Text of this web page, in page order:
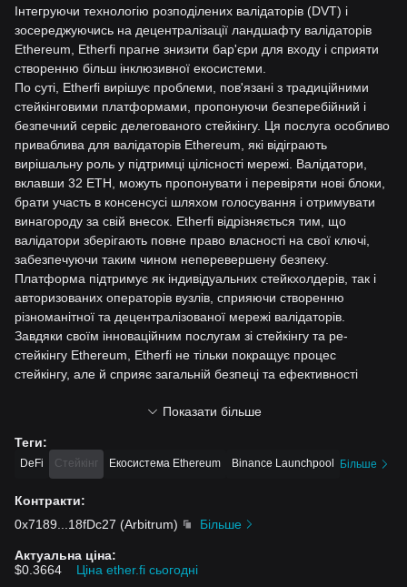
Інтегруючи технологію розподілених валідаторів (DVT) і
зосереджуючись на децентралізації ландшафту валідаторів
Ethereum, Etherfi прагне знизити бар'єри для входу і сприяти
створенню більш інклюзивної екосистеми.
По суті, Etherfi вирішує проблеми, пов'язані з традиційними
стейкінговими платформами, пропонуючи безперебійний і
безпечний сервіс делегованого стейкінгу. Ця послуга особливо
приваблива для валідаторів Ethereum, які відіграють
вирішальну роль у підтримці цілісності мережі. Валідатори,
вклавши 32 ETH, можуть пропонувати і перевіряти нові блоки,
брати участь в консенсусі шляхом голосування і отримувати
винагороду за свій внесок. Etherfi відрізняється тим, що
валідатори зберігають повне право власності на свої ключі,
забезпечуючи таким чином неперевершену безпеку.
Платформа підтримує як індивідуальних стейкхолдерів, так і
авторизованих операторів вузлів, сприяючи створенню
різноманітної та децентралізованої мережі валідаторів.
Завдяки своїм інноваційним послугам зі стейкінгу та ре-
стейкінгу Ethereum, Etherfi не тільки покращує процес
стейкінгу, але й сприяє загальній безпеці та ефективності
Official Documents: https://etherfi.gitbook.io/etherfi
Official Website:
Як працює Etherfi?
який забезпечує як стейкінг, так і ре-стейкінг Ethereum. У сфері
стейкінгу Ethereum протокол підкреслює важливість
Показати більше
Теги:
DeFi Стейкінг Екосистема Ethereum Binance Launchpool Більше
Контракти:
0x7189
18fDc27 (Arbitrum) Більше
Актуальна ціна:
$0.3664
Ціна ether.fi сьогодні